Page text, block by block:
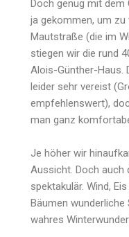
Doch genug mit
ja gekommen, um zu
Mautstraße (die im
stiegen wir die rund
Alois-Günther-Haus.
leider sehr vereist
empfehlenswert),
man ganz
Je höher wir
Aussicht. Doch auch
spektakulär. Wind,
Bäumen
wahres